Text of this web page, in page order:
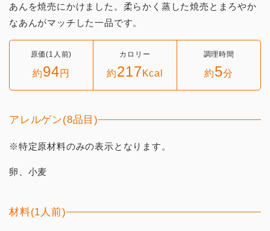
あんを焼売にかけました。柔らかく蒸した焼売とまろやか
なあんがマッチした一品です。
原価(1人前)
約94円
カロリー
約217Kcal
調理時間
約5分
アレルゲン(8品目)
※特定原材料のみの表示となります。
卵、小麦
材料(1人前)